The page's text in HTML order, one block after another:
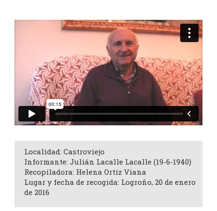
Localidad: Castroviejo
Informante: Julián Lacalle Lacalle (19-6-1940)
Recopiladora: Helena Ortiz Viana
Lugar y fecha de recogida: Logroño, 20 de enero
de 2016